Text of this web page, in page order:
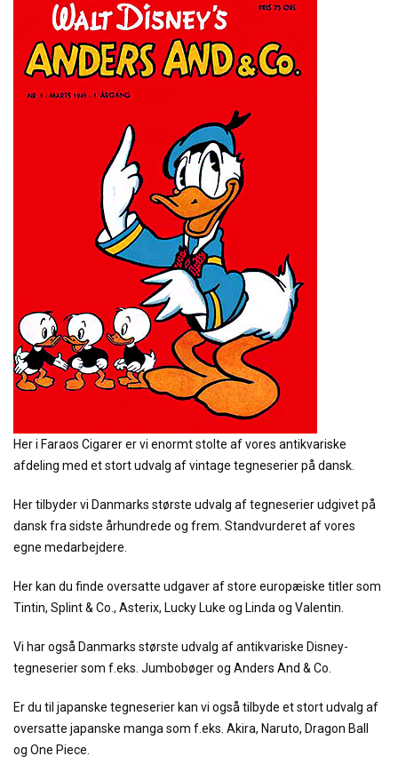
Her i Faraos Cigarer er vi enormt stolte af vores antikvariske
afdeling med et stort udvalg af vintage tegneserier på dansk.
Her tilbyder vi Danmarks største udvalg af tegneserier udgivet på
dansk fra sidste århundrede og frem. Standvurderet af vores
egne medarbejdere.
Her kan du finde oversatte udgaver af store europæiske titler som
Tintin, Splint & Co., Asterix, Lucky Luke og Linda og Valentin.
Vi har også Danmarks største udvalg af antikvariske Disney-
tegneserier som f.eks. Jumbobøger og Anders And & Co.
Er du til japanske tegneserier kan vi også tilbyde et stort udvalg af
oversatte japanske manga som f.eks. Akira, Naruto, Dragon Ball
og One Piece.